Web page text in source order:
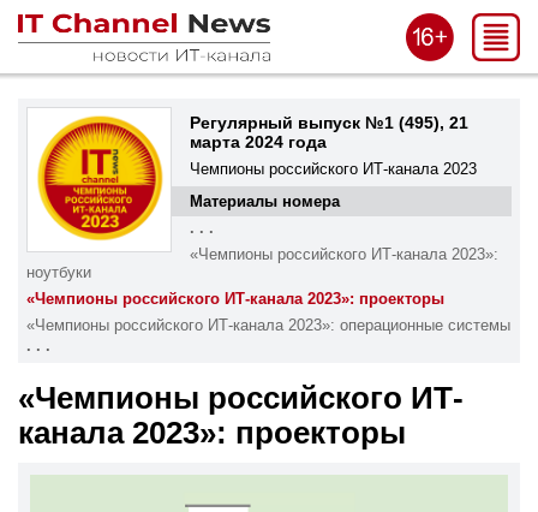
Регулярный выпуск №1 (495), 21
марта 2024 года
Чемпионы российского ИТ-канала 2023
Материалы номера
. . .
«Чемпионы российского ИТ-канала 2023»:
ноутбуки
«Чемпионы российского ИТ-канала 2023»: проекторы
«Чемпионы российского ИТ-канала 2023»: операционные системы
. . .
«Чемпионы российского ИТ-
канала 2023»: проекторы